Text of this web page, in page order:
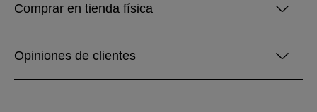
Comprar en tienda física
Opiniones de clientes